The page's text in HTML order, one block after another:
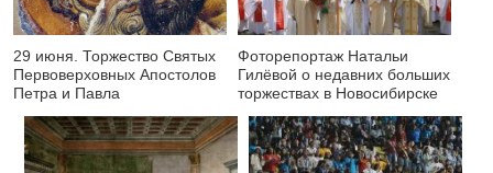
29 июня. Торжество Святых
Первоверховных Апостолов
Петра и Павла
Фоторепортаж Натальи
Гилёвой о недавних больших
торжествах в Новосибирске